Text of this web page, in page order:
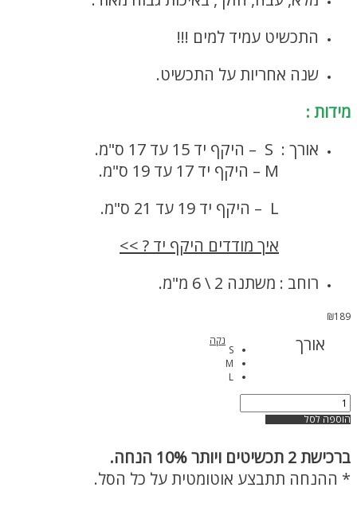
התכשיט עמיד למים !!!
שנה אחריות על התכשיט.
מידות :
אורך : S – היקף יד 15 עד 17 ס"מ.
M – היקף יד 17 עד 19 ס"מ.
איך מודדים היקף יד ? >>
רוחב : משתנה 2 \ 6 מ"מ.
₪189
אורך
S
M
L
נקה
כמות
של
צמיד
ואבני
טורקיז
הוספה לסל
ברכישת
* ההנחה תתבצע אוטומטית על כל הסל.